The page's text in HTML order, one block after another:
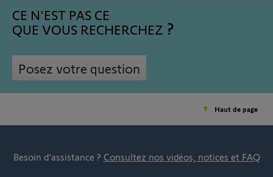
CE N'EST PAS CE
QUE VOUS RECHERCHEZ
Posez votre question
Haut de page
Besoin d’assistance ? Consultez nos vidéos, notices et FAQ